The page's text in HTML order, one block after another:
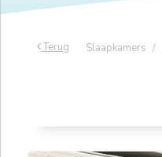
Terug Slaapkamers